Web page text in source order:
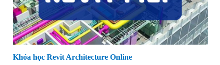
Khóa học Revit Architecture Online